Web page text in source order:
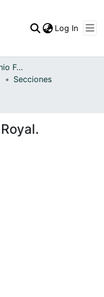
Statistics
Log In
Archivo del Patrimonio Fotográfico y Fílmico del Valle del Cauca
Secciones